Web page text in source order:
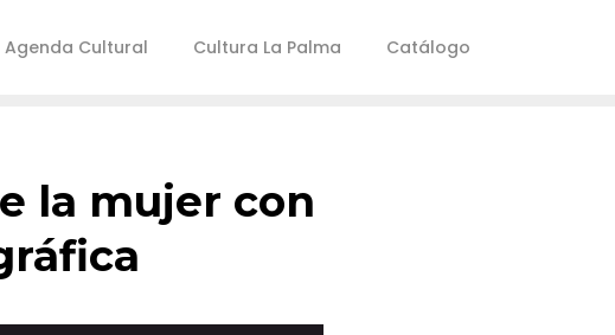
Agenda Cultural Cultura La Palma Catálogo
la mujer con